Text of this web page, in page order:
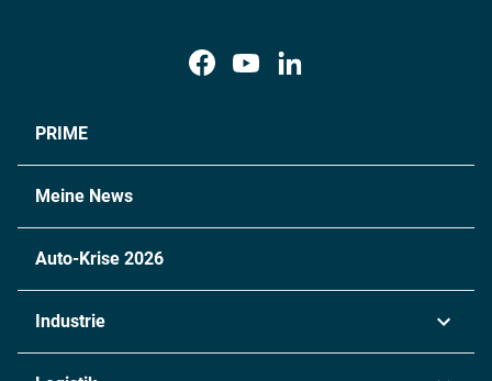
PRIME
Meine News
Auto-Krise 2026
Industrie